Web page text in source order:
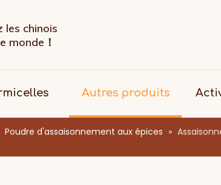
les chinois
monde！
Autres produits
Poudre d'assaisonnement aux épices »